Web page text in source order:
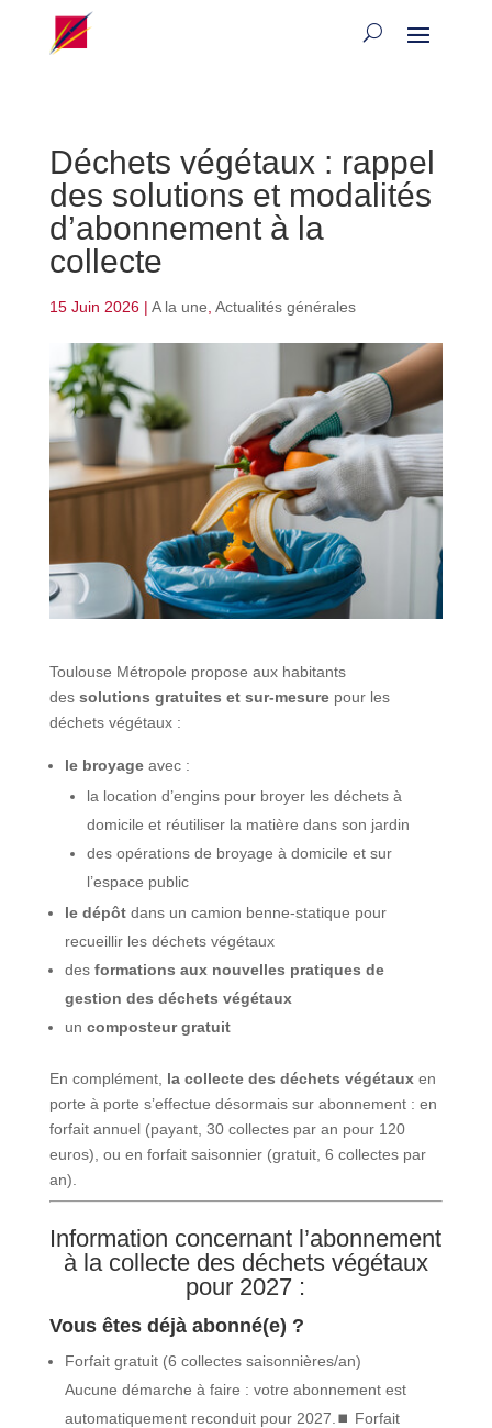
Déchets végétaux : rappel
des solutions et modalités
d’abonnement à la
collecte
15 Juin 2026| A la une Actualités générales
Toulouse Métropole propose aux habitants
dessolutions gratuites et sur-mesure pour les
déchets végétaux :
le broyageavec :
la location d’engins pour broyer les déchets à
domicile et réutiliser la matière dans son jardin
des opérations de broyage à domicile et sur
l’espace public
le dépôtdans un camion benne-statique pour
recueillir les déchets végétaux
des formations aux nouvelles pratiques de
gestion des déchets végétaux
un composteur gratuit
En complément, la collecte des déchets végétauxen
porte à porte s’effectue désormais sur abonnement : en
forfait annuel (payant, 30 collectes par an pour 120
euros), ou en forfait saisonnier (gratuit, 6 collectes par
an).
Information concernant l’abonnement
à la collecte des déchets végétaux
pour 2027 :
Vous êtes déjà abonné(e) ?
Forfait gratuit (6 collectes saisonnières/an)
Aucune démarche à faire : votre abonnement est
automatiquement reconduit pour 2027.⏹ Forfait